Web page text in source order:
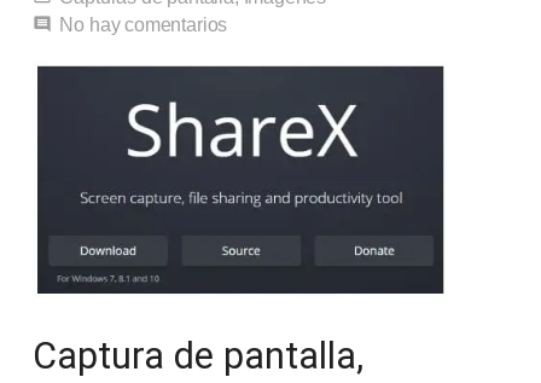
comment No hay comentarios
Captura de pantalla,